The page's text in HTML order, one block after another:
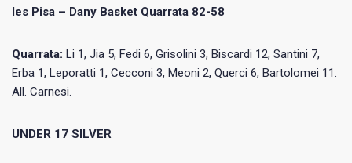
Ies Pisa – Dany Basket Quarrata 82-58
Quarrata: Li 1, Jia 5, Fedi 6, Grisolini 3, Biscardi 12, Santini 7,
Erba 1, Leporatti 1, Cecconi 3, Meoni 2, Querci 6, Bartolomei 11.
All. Carnesi.
UNDER 17 SILVER